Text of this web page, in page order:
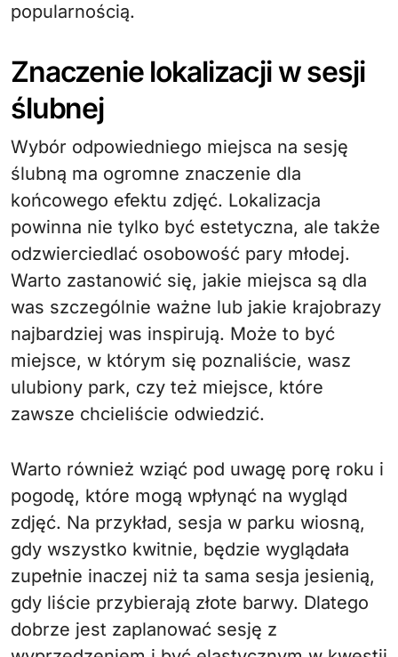
popularnością.
Znaczenie lokalizacji w sesji
ślubnej
Wybór odpowiedniego miejsca na sesję
ślubną ma ogromne znaczenie dla
końcowego efektu zdjęć. Lokalizacja
powinna nie tylko być estetyczna, ale także
odzwierciedlać osobowość pary młodej.
Warto zastanowić się, jakie miejsca są dla
was szczególnie ważne lub jakie krajobrazy
najbardziej was inspirują. Może to być
miejsce, w którym się poznaliście, wasz
ulubiony park, czy też miejsce, które
zawsze chcieliście odwiedzić.
Warto również wziąć pod uwagę porę roku i
pogodę, które mogą wpłynąć na wygląd
zdjęć. Na przykład, sesja w parku wiosną,
gdy wszystko kwitnie, będzie wyglądała
zupełnie inaczej niż ta sama sesja jesienią,
gdy liście przybierają złote barwy. Dlatego
dobrze jest zaplanować sesję z